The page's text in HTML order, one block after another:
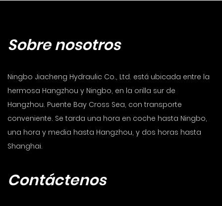
Sobre nosotros
Ningbo Jiacheng Hydraulic Co., Ltd. está ubicada entre la
hermosa Hangzhou y Ningbo, en la orilla sur de
Hangzhou. Puente Bay Cross Sea, con transporte
conveniente. Se tarda una hora en coche hasta Ningbo,
una hora y media hasta Hangzhou, y dos horas hasta
Shanghai.
Contáctenos